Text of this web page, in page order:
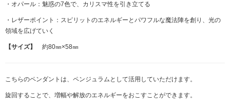
・オパール：魅惑の7色で、カリスマ性を引き立てる
・レザーポイント：スピリットのエネルギーとパワフルな魔法陣を創り、光の
領域を広げていく
【サイズ】 約80㎜×58㎜
こちらのペンダントは、ペンジュラムとして活用していただけます。
旋回することで、増幅や解放のエネルギーをおこすことができます。